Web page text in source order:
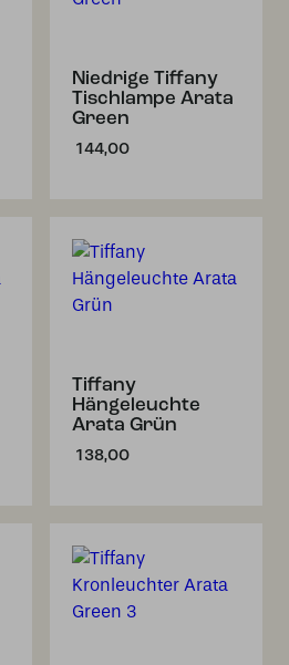
Niedrige Tiffany
Tischlampe Arata
Green
144,00
Tiffany
Hängeleuchte
Arata Grün
138,00